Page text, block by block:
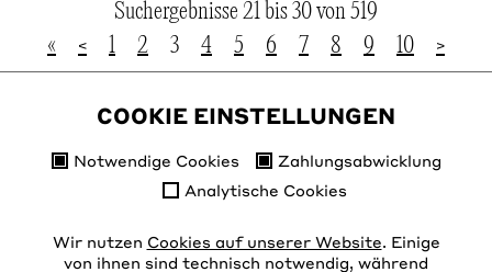
COOKIE EINSTELLUNGEN
Notwendige Cookies
Zahlungsabwicklung
Analytische Cookies
Wir nutzen Cookies auf unserer Website. Einige
von ihnen sind technisch notwendig, während
Suchergebnisse 21 bis 30 von 519
«
< 1 2 3 4 5 6 7 8 9 10
>